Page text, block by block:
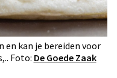
en kan je bereiden voor
Foto: De Goede Zaak